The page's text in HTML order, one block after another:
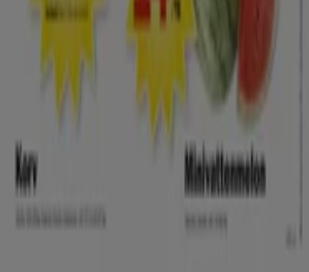
Märken
Lokala varumärken
Återförsäljare
Butiker i ditt område
Lokala produkter
Städer
Ladda ner Tiendeo appen